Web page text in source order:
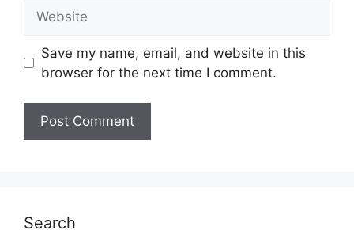
Save my name, email, and website in this
browser for the next time I comment.
Search